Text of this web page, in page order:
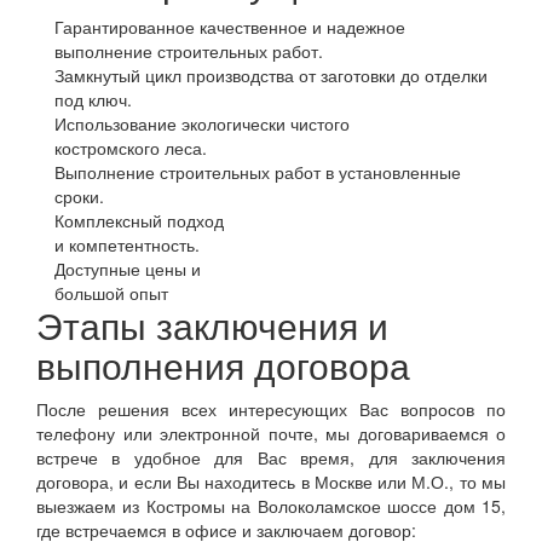
Гарантированное качественное и надежное
выполнение строительных работ.
Замкнутый цикл производства от заготовки до отделки
под ключ.
Использование экологически чистого
костромского леса.
Выполнение строительных работ в установленные
сроки.
Комплексный подход
и компетентность.
Доступные цены и
большой опыт
Этапы заключения и
выполнения договора
После решения всех интересующих Вас вопросов по
телефону или электронной почте, мы договариваемся о
встрече в удобное для Вас время, для заключения
договора, и если Вы находитесь в Москве или М.О., то мы
выезжаем из Костромы на Волоколамское шоссе дом 15,
где встречаемся в офисе и заключаем договор: